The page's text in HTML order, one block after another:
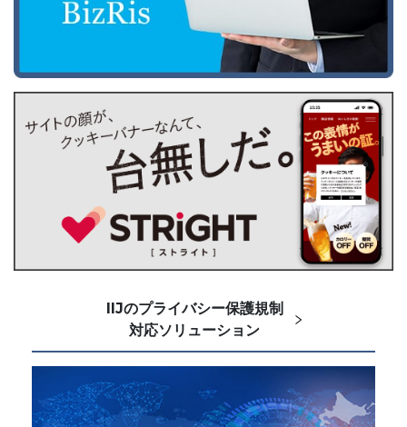
IIJのプライバシー保護規制
対応ソリューション